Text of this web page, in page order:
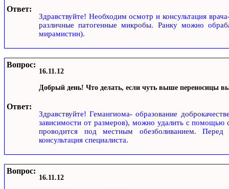
Ответ:
Здравствуйте! Необходим осмотр и консультация
различные патогенные микробы. Ранку можно
мирамистин).
Вопрос:
16.11.12
Добрый день! Что делать, если чуть выше переносицы
Ответ:
Здравствуйте! Гемангиома- образование
зависимости от размеров), можно удалить с помощью
проводится под местным обезболиванием.
консультация специалиста.
Вопрос:
16.11.12